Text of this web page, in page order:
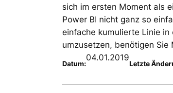
sich im ersten Moment als
Power BI nicht ganz so
einfache kumulierte Linie
umzusetzen, benötigen
Datum:
04.01.2019
Letzte